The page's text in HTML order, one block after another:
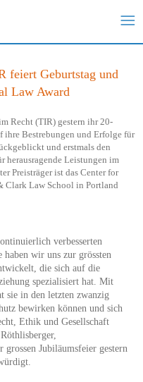
feiert Geburtstag und
Law Award
Recht (TIR) gestern ihr 20-
ihre Bestrebungen und Erfolge für
und erstmals den
Leistungen im
Preisträger ist das Center for
Clark Law School in Portland
verbesserten
wir uns zur grössten
die sich auf die
spezialisiert hat. Mit
sie in den letzten zwanzig
bewirken können und sich
Ethik und Gesellschaft
Jubiläumsfeier gestern